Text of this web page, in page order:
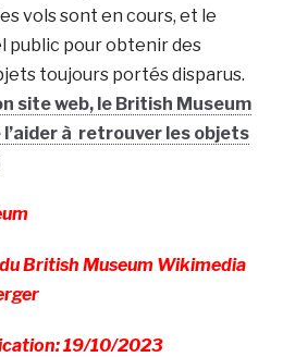
vols sont en cours, et le
public pour obtenir des
toujours portés disparus.
site web, le British Museum
l’aider à retrouver les objets
du British Museum Wikimedia
19/10/2023